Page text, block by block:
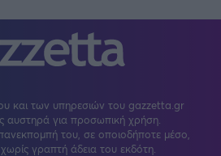
και των υπηρεσιών του gazzetta.gr
αυστηρά για προσωπική χρήση.
του, σε οποιοδήποτε μέσο,
γραπτή άδεια του εκδότη.